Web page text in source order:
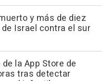
y más de diez
Israel contra el sur
la App Store de
tras detectar